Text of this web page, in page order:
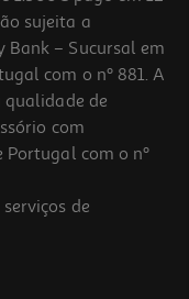
sujeita a
Bank – Sucursal em
com o nº 881. A
qualidade de
com
Portugal com o nº
de